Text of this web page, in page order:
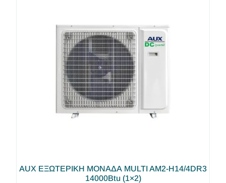
AUX ΕΞΩΤΕΡΙΚΗ ΜΟΝΑΔΑ MULTI AM2-H14/4DR3
14000Btu (1×2)